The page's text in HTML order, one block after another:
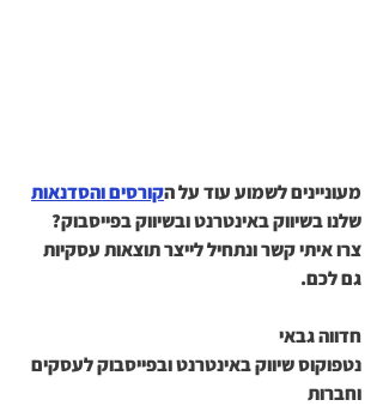
מעוניינים לשמוע עוד על הקורסים והסדנאות
שלנו בשיווק באינטרנט ובשיווק בפייסבוק?
צרו איתי קשר ונתחיל לייצר תוצאות עסקיות
גם לכם.
חדווה גבאי
נטפוקוס שיווק באינטרנט ובפייסבוק לעסקים
וחברות